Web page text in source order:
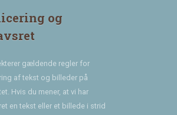
og
gældende regler for
af tekst og billeder på
Hvis du mener, at vi har
en tekst eller et billede i strid